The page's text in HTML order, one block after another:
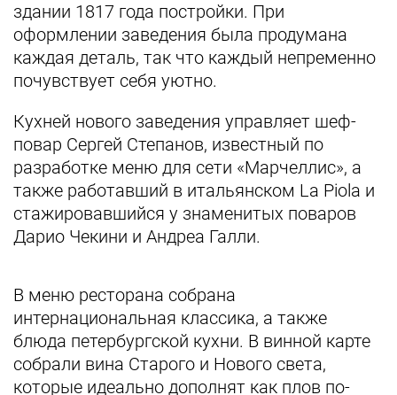
здании 1817 года постройки. При
оформлении заведения была продумана
каждая деталь, так что каждый непременно
почувствует себя уютно.
Кухней нового заведения управляет шеф-
повар Сергей Степанов, известный по
разработке меню для сети «Марчеллис», а
также работавший в итальянском La Piola и
стажировавшийся у знаменитых поваров
Дарио Чекини и Андреа Галли.
В меню ресторана собрана
интернациональная классика, а также
блюда петербургской кухни. В винной карте
собрали вина Старого и Нового света,
которые идеально дополнят как плов по-